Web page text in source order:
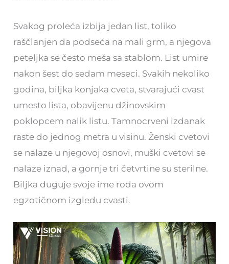
Svakog proleća izbija jedan list, toliko
raščlanjen da podseća na mali grm, a njegova
peteljka se često meša sa stablom. List umire
nakon šest do sedam meseci. Svakih nekoliko
godina, biljka konjaka cveta, stvarajući cvast
umesto lista, obavijenu džinovskim
poklopcem nalik listu. Tamnocrveni izdanak
raste do jednog metra u visinu. Ženski cvetovi
se nalaze u njegovoj osnovi, muški cvetovi se
nalaze iznad, a gornje tri četvrtine su sterilne.
Biljka duguje svoje ime roda ovom
egzotičnom izgledu cvasti.